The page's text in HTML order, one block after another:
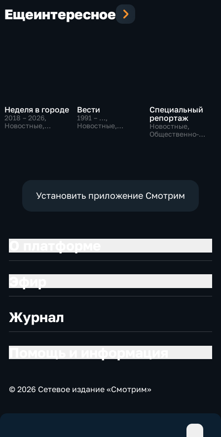
Ещеинтересное
Неделя в городе
2018 – 2026,
Новостные,
Вести
1991 – …,
Новостные,
Специальный
репортаж
Новостные,
Общественно-
Установить приложение Смотрим
Журнал
© 2026 Сетевое издание «Смотрим»